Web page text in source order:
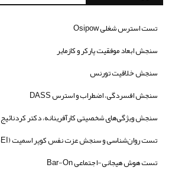
تست استرس شغلی Osipow
سنجش ابعاد موفقیت پارکر و کازمایر
سنجش خلاقیت تورنس
سنجش افسردگی، اضطراب و استرس DASS
سنجش ویژگی‌های شخصیتی کارآفرینانه، دکتر کردنائیج
تست روان‌شناسی و سنجش عزت نفس کوپر اسمیت (CSEI)
تست هوش هیجانی-اجتماعی Bar-On